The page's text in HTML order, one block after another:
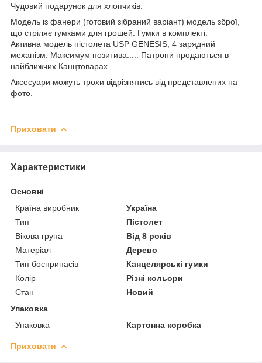
Чудовий подарунок для хлопчиків.
Модель із фанери (готовий зібраний варіант) модель зброї,
що стріляє гумками для грошей. Гумки в комплекті.
Активна модель пістолета USP GENESIS, 4 зарядний
механізм. Максимум позитива..... Патрони продаються в
найближчих Канцтоварах.
Аксесуари можуть трохи відрізнятись від представлених на
фото.
Приховати
Характеристики
Основні
Країна виробник
Україна
Тип
Пістолет
Вікова група
Від 8 років
Матеріал
Дерево
Тип боєприпасів
Канцелярські гумки
Колір
Різні кольори
Стан
Новий
Упаковка
Упаковка
Картонна коробка
Приховати